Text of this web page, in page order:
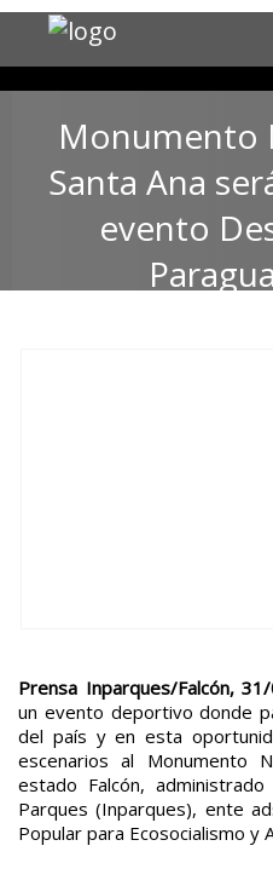
Monumento
Santa Ana
evento
Prensa Inparques/Falcón,
un evento deportivo donde
del país y en esta
escenarios al Monumento
estado Falcón,
Parques (Inparques), ente
Popular para Ecosocialismo y